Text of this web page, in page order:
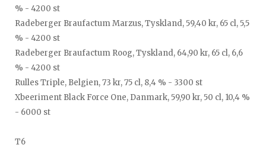
% - 4200 st
Radeberger Braufactum Marzus, Tyskland, 59,40 kr, 65 cl, 5,5
% - 4200 st
Radeberger Braufactum Roog, Tyskland, 64,90 kr, 65 cl, 6,6
% - 4200 st
Rulles Triple, Belgien, 73 kr, 75 cl, 8,4 % - 3300 st
Xbeeriment Black Force One, Danmark, 59,90 kr, 50 cl, 10,4 %
- 6000 st
T6